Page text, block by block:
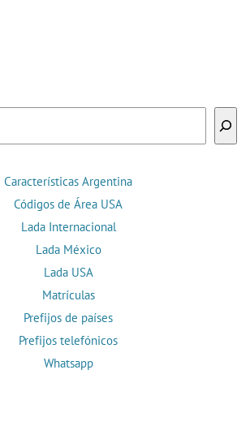
Características Argentina
Códigos de Área USA
Lada Internacional
Lada México
Lada USA
Matrículas
Prefijos de países
Prefijos telefónicos
Whatsapp